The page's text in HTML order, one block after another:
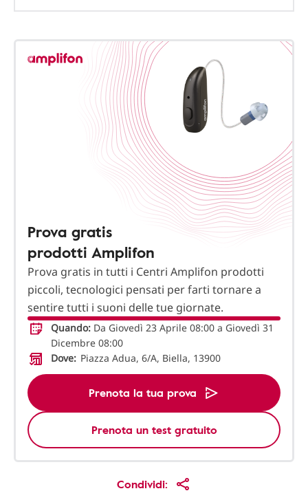
Prova gratis
prodotti Amplifon
Prova gratis in tutti i Centri Amplifon prodotti
piccoli, tecnologici pensati per farti tornare a
sentire tutti i suoni delle tue giornate.
Quando: Da Giovedì 23 Aprile 08:00 a Giovedì 31
Dicembre 08:00
Dove: Piazza Adua, 6/A, Biella, 13900
Prenota la tua prova
Prenota un test gratuito
Condividi: